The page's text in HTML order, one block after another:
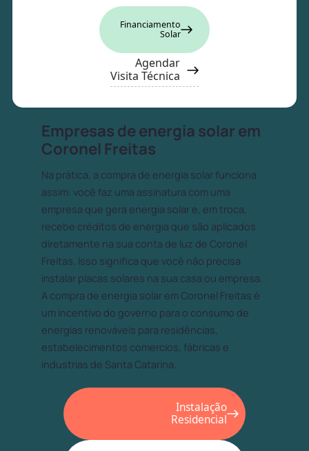
Financiamento
Solar
Agendar
Visita Técnica
Empresas de energia solar em
Coronel Freitas
Na prática, a compra de energia solar funciona
assim: você faz uma assinatura com uma
empresa que gera energia solar e, em troca,
recebe créditos de energia que são aplicados
diretamente na sua conta de luz de Coronel
Freitas. Isso significa que você não precisa
instalar placas solares na sua casa ou empresa.
A compra de energia solar em Coronel Freitas é
um incentivo do governo para o consumo de
energias renováveis para residências,
estabelecimentos comercios, fábricas e
industrias de Santa Catarina.
Instalação
Residencial